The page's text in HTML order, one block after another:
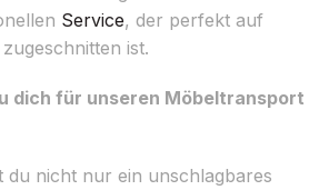
Service, der perfekt auf
ist.
dich für unseren Möbeltransport
du nicht nur ein unschlagbares